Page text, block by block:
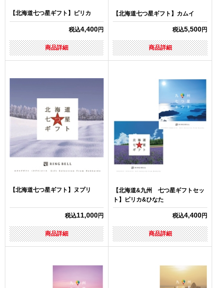
【北海道七つ星ギフト】ピリカ
税込4,400円
商品詳細
【北海道七つ星ギフト】カムイ
税込5,500円
商品詳細
【北海道七つ星ギフト】ヌプリ
税込11,000円
商品詳細
【北海道&九州 七つ星ギフトセッ
ト】ピリカ&ひなた
税込4,400円
商品詳細